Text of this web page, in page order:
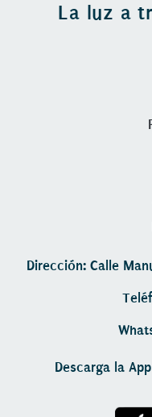
La luz a
Dirección: Calle
Descarga la